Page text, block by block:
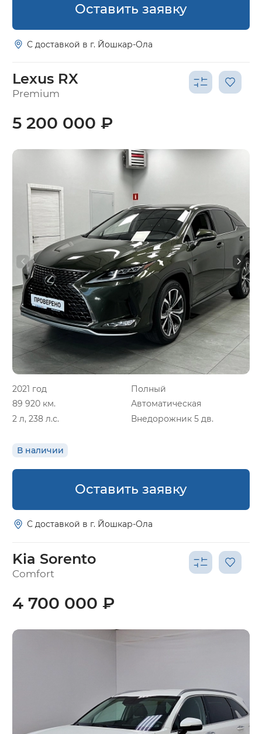
Оставить заявку
С доставкой в г. Йошкар-Ола
Lexus RX
Premium
2021 год
Полный
89 920 км.
Автоматическая
2 л, 238 л.с.
Внедорожник 5 дв.
В наличии
5 200 000 ₽
Оставить заявку
С доставкой в г. Йошкар-Ола
Kia Sorento
Comfort
4 700 000 ₽